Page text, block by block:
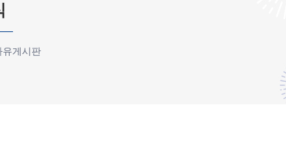
유게시판